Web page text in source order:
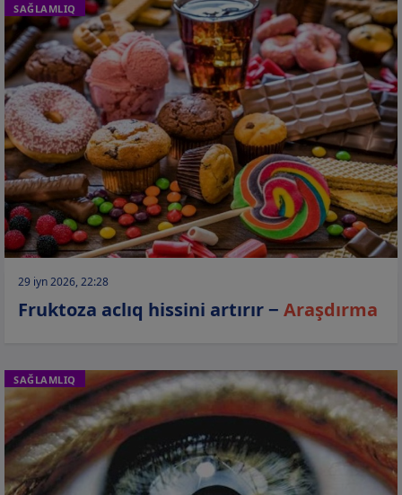
SAĞLAMLIQ
29 iyn 2026, 22:28
Fruktoza aclıq hissini artırır − Araşdırma
SAĞLAMLIQ